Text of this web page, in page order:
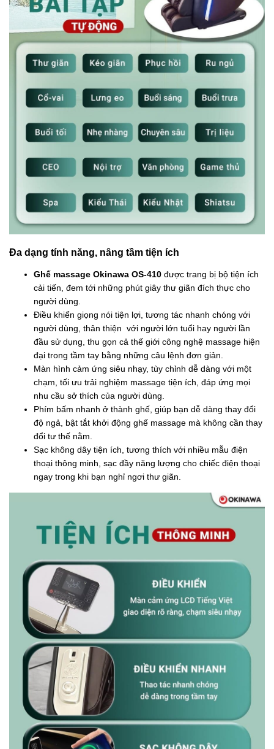
Đa dạng tính năng, nâng tầm tiện ích
Ghế massage Okinawa OS-410 được trang bị bộ tiện ích
cải tiến, đem tới những phút giây thư giãn đích thực cho
người dùng.
Điều khiển giọng nói tiện lợi, tương tác nhanh chóng với
người dùng, thân thiện với người lớn tuổi hay người lần
đầu sử dụng, thu gọn cả thế giới công nghệ massage hiện
đại trong tầm tay bằng những câu lệnh đơn giản.
Màn hình cảm ứng siêu nhạy, tùy chỉnh dễ dàng với một
chạm, tối ưu trải nghiệm massage tiện ích, đáp ứng mọi
nhu cầu sở thích của người dùng.
Phím bấm nhanh ở thành ghế, giúp bạn dễ dàng thay đổi
độ ngả, bật tắt khởi động ghế massage mà không cần thay
đổi tư thế nằm.
Sạc không dây tiện ích, tương thích với nhiều mẫu điện
thoại thông minh, sạc đầy năng lượng cho chiếc điện thoại
ngay trong khi bạn nghỉ ngơi thư giãn.